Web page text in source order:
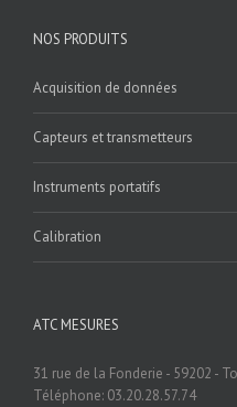
NOS PRODUITS
Acquisition de données
Capteurs et transmetteurs
Instruments portatifs
Calibration
ATC MESURES
31 rue de la Fonderie - 59202 -
Téléphone: 03.20.28.57.74